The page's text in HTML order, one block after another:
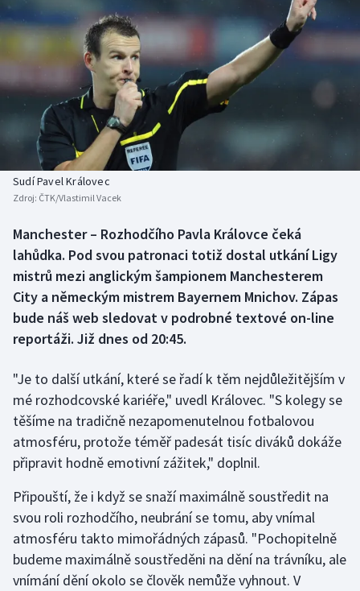
Americký fotbal
Baseball a softbal
Basketbal
Biatlon
Boby a skeleton
Box
Curling
Dostihy
Florbal
Futsal
Golf
Gymnastika
Házená
Jezdectví
Judo
NEPŘEHLÉDNĚTE
Historické návraty
Aplikace ČT sport
AZ kvíz
Sudí Pavel Královec
Zdroj: ČTK/Vlastimil Vacek
Manchester – Rozhodčího Pavla Královce čeká
lahůdka. Pod svou patronaci totiž dostal utkání Ligy
mistrů mezi anglickým šampionem Manchesterem
City a německým mistrem Bayernem Mnichov. Zápas
bude náš web sledovat v podrobné textové on-line
reportáži. Již dnes od 20:45.
"Je to další utkání, které se řadí k těm nejdůležitějším v
mé rozhodcovské kariéře," uvedl Královec. "S kolegy se
těšíme na tradičně nezapomenutelnou fotbalovou
atmosféru, protože téměř padesát tisíc diváků dokáže
připravit hodně emotivní zážitek," doplnil.
Připouští, že i když se snaží maximálně soustředit na
svou roli rozhodčího, neubrání se tomu, aby vnímal
atmosféru takto mimořádných zápasů. "Pochopitelně
budeme maximálně soustředěni na dění na trávníku, ale
vnímání dění okolo se člověk nemůže vyhnout. V